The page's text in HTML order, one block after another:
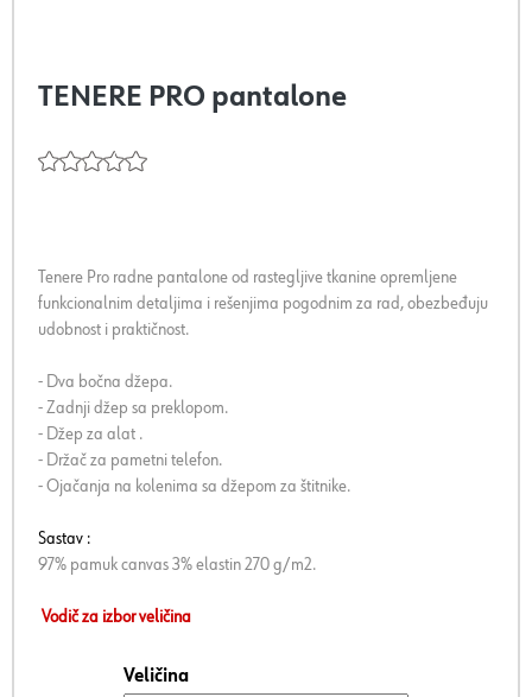
TENERE PRO pantalone
Tenere Pro radne pantalone od rastegljive tkanine opremljene
funkcionalnim detaljima i rešenjima pogodnim za rad, obezbeđuju
udobnost i praktičnost.
- Dva bočna džepa.
- Zadnji džep sa preklopom.
- Džep za alat .
- Držač za pametni telefon.
- Ojačanja na kolenima sa džepom za štitnike.
Sastav :
97% pamuk canvas 3% elastin 270 g/m2.
Vodič za izbor veličina
Veličina